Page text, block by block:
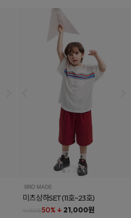
미츠상하SET(11호~23호)
41,900원50% ↓ 21,000원